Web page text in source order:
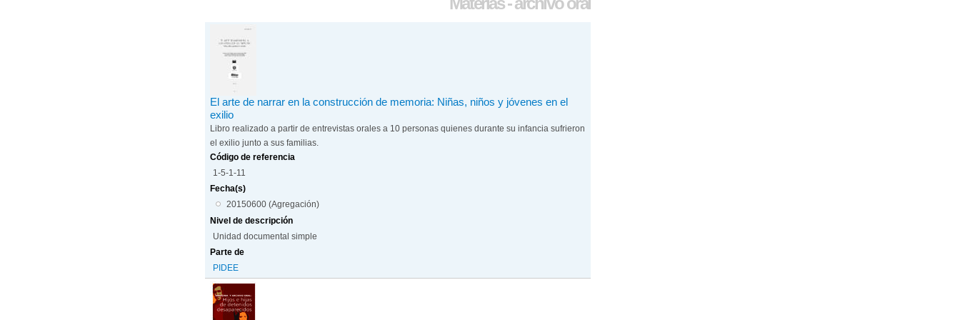
El arte de narrar en la construcción de memoria: Niñas, niños y jóvenes en el
exilio
Libro realizado a partir de entrevistas orales a 10 personas quienes durante su infancia sufrieron
el exilio junto a sus familias.
Código de referencia
1-5-1-11
Fecha(s)
20150600 (Agregación)
Nivel de descripción
Unidad documental simple
Parte de
PIDEE